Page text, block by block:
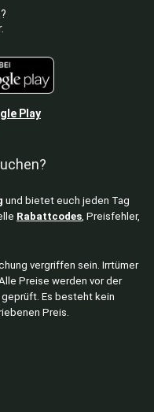
Play
und bietet euch jeden Tag
Rabattcodes , Preisfehler,
vergriffen sein. Irrtümer
Preise werden vor der
Es besteht kein
Preis.